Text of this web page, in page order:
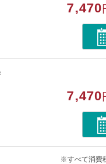
/禁煙/インターネットがで
7,470
7,470
※すべて消費